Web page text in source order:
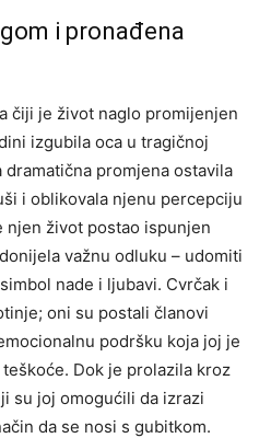
i pronađena
čiji je život naglo promijenjen
izgubila oca u tragičnoj
promjena ostavila
i oblikovala njenu percepciju
njen život postao ispunjen
važnu odluku – udomiti
nade i ljubavi. Cvrčak i
oni su postali članovi
podršku koja joj je
Dok je prolazila kroz
su joj omogućili da izrazi
da se nosi s gubitkom.